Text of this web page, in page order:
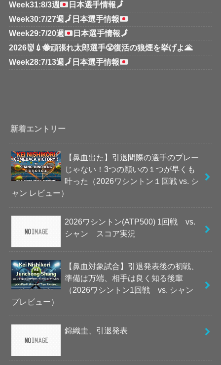
Week31:8/3週 日本選手情報🗾
Week30:7/27週 🗾 日本選手情報
Week29:7/20週
日本選手情報🗾
2026👹💉🐝頑張れ太郎選手😤復活の狼煙を挙げよ🌋
Week28:7/13週 🗾 日本選手情報
新着エントリー
【鼻血出た】引退間際の選手のプレー
じゃない！3つの願いの１つが早くも
叶った（2026ワシントン１回戦 vs. シ
ャン レビュー）
2026ワシントン(ATP500) 1回戦 vs.
シャン スコア実況
【鼻血対象試合】引退発表後の初戦、
準備は万端、相手は良く知る後輩
（2026ワシントン1回戦 vs. シャン
プレビュー）
錦織圭、引退発表